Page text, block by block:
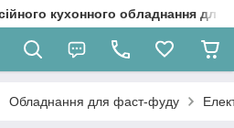
кухонного обладнання
Обладнання для фаст-фуду